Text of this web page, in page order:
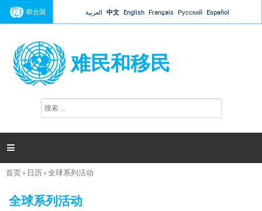
Jump to navigation
联合国 العربية 中文 English Français Русский Español
难民和移民
搜
索

你
这
首页› 日历›全球系列活动
全球系列活动